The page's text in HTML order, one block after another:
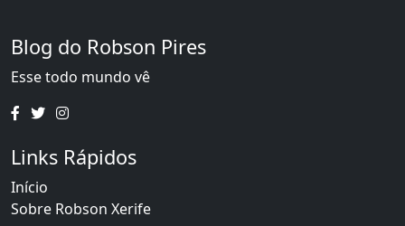
Blog do Robson Pires
Esse todo mundo vê
Links Rápidos
Início
Sobre Robson Xerife